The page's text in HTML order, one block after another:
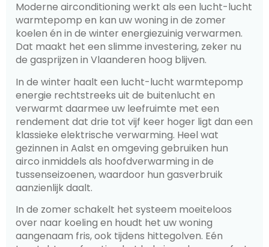
Moderne airconditioning werkt als een lucht-lucht
warmtepomp en kan uw woning in de zomer
koelen én in de winter energiezuinig verwarmen.
Dat maakt het een slimme investering, zeker nu
de gasprijzen in Vlaanderen hoog blijven.
In de winter haalt een lucht-lucht warmtepomp
energie rechtstreeks uit de buitenlucht en
verwarmt daarmee uw leefruimte met een
rendement dat drie tot vijf keer hoger ligt dan een
klassieke elektrische verwarming. Heel wat
gezinnen in Aalst en omgeving gebruiken hun
airco inmiddels als hoofdverwarming in de
tussenseizoenen, waardoor hun gasverbruik
aanzienlijk daalt.
In de zomer schakelt het systeem moeiteloos
over naar koeling en houdt het uw woning
aangenaam fris, ook tijdens hittegolven. Eén